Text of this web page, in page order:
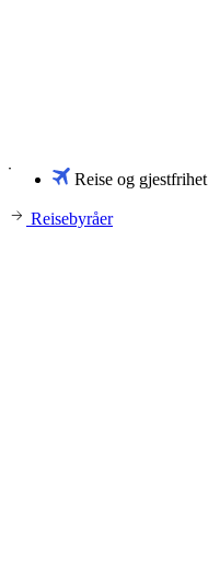
Reise og gjestfrihet
Reisebyråer